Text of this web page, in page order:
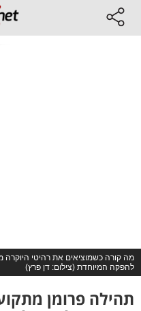
מה קורה כשמוציאים את רהיטי היוקרה
להפקה המיוחדת (צילום: דן פרץ)
תהילה פרומן